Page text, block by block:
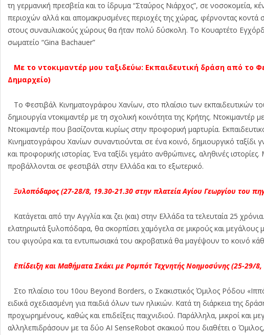
τη γερμανική πρεσβεία και το ίδρυμα “Σταύρος Νιάρχος”, σε νοσοκομεία,
περιοχών αλλά και απομακρυσμένες περιοχές της χώρας, φέρνοντας
στους συναυλιακούς χώρους θα ήταν πολύ δύσκολη. Το Κουαρτέτο
σωματείο “Gina Bachauer”
Με το ντοκιμαντέρ μου ταξιδεύω: Εκπαιδευτική δράση από το
Δημαρχείο)
Το Φεστιβάλ Κινηματογράφου Χανίων, στο πλαίσιο των εκπαιδευτικών
δημιουργία ντοκιμαντέρ με τη σχολική κοινότητα της Κρήτης. Ντοκιμαντέρ
Ντοκιμαντέρ που βασίζονται κυρίως στην προφορική μαρτυρία.
Κινηματογράφου Χανίων συναντιούνται σε ένα κοινό, δημιουργικό ταξίδι
και προφορικής ιστορίας. Ένα ταξίδι γεμάτο ανθρώπινες, αληθινές
προβάλλονται σε φεστιβάλ στην Ελλάδα και το εξωτερικό.
Ξυλοπόδαρος (27-28/8, 19.30-21.30 στην πλατεία Αγίου Γεωργίου του
Κατάγεται από την Αγγλία και ζει (και) στην Ελλάδα τα τελευταία 25
ελατηριωτά ξυλοπόδαρα, θα σκορπίσει χαμόγελα σε μικρούς και μεγάλους
του φιγούρα και τα εντυπωσιακά του ακροβατικά θα μαγέψουν το κοινό
Επίδειξη και Μαθήματα Σκάκι με Ρομπότ Τεχνητής Νοημοσύνης (25-29/
Στο πλαίσιο του 10ου Beyond Borders, ο Σκακιστικός Όμιλος Ρόδου
ειδικά σχεδιασμένη για παιδιά όλων των ηλικιών. Κατά τη διάρκεια της
προχωρημένους, καθώς και επιδείξεις παιχνιδιού. Παράλληλα, μικροί και
αλληλεπιδράσουν με τα δύο AI SenseRobot σκακιού που διαθέτει ο